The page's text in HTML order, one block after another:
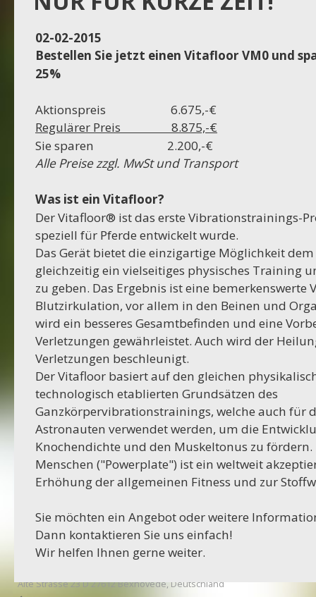
16-10-2023
Projekt Bexhövede
09-10-2023
Projekt Egestorf
01-09-2023
17-08-2023
Projekt Korea
29-06-2023
Projekt Italien
28-06-2023
Projekt AWA Stable
25-06-2023
Projekt Lürschau
14-06-2023
Projekt Perl Borg
31-05-2023
Projekt Bulgarien
29-03-2023
Projekt Merzkirchen
02-02-2015
Bestellen Sie jetzt einen Vitafloor VM0 und
25%
Aktionspreis 6.675,-€
Regulärer Preis 8.875,-€
Sie sparen 2.200,-€
Alle Preise zzgl. MwSt und Transport
Was ist ein Vitafloor?
Der Vitafloor® ist das erste Vibrationstrainings-
speziell für Pferde entwickelt wurde.
Das Gerät bietet die einzigartige Möglichkeit
gleichzeitig ein vielseitiges physisches Training
zu geben. Das Ergebnis ist eine bemerkenswerte
Blutzirkulation, vor allem in den Beinen und
wird ein besseres Gesamtbefinden und eine
Verletzungen gewährleistet. Auch wird der
Verletzungen beschleunigt.
Der Vitafloor basiert auf den gleichen
technologisch etablierten Grundsätzen des
Ganzkörpervibrationstrainings, welche auch für
Astronauten verwendet werden, um die
Knochendichte und den Muskeltonus zu fördern.
Menschen ("Powerplate") ist ein weltweit
Erhöhung der allgemeinen Fitness und zur
Sie möchten ein Angebot oder weitere
Dann kontaktieren Sie uns einfach!
Wir helfen Ihnen gerne weiter.
Alte Strasse 23 D 27612 Bexhövede, Deutschland